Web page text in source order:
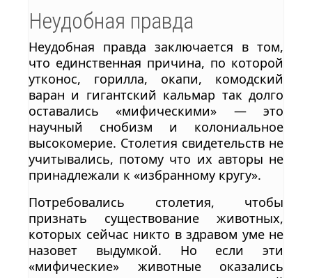
Неудобная правда
Неудобная правда заключается в том,
что единственная причина, по которой
утконос, горилла, окапи, комодский
варан и гигантский кальмар так долго
оставались «мифическими» — это
научный снобизм и колониальное
высокомерие. Столетия свидетельств не
учитывались, потому что их авторы не
принадлежали к «избранному кругу».
Потребовались столетия, чтобы
признать существование животных,
которых сейчас никто в здравом уме не
назовет выдумкой. Но если эти
«мифические» животные оказались